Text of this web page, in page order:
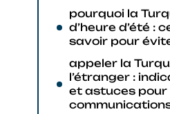
pourquoi la
d’heure d’été :
savoir pour
appeler la
l’étranger :
et astuces pour